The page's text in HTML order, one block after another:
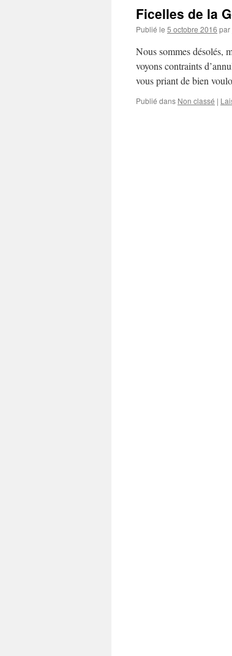
Ficelles de la
Publié le 5 octobre 2016 par
Nous sommes désolés,
voyons contraints
vous priant de bien
Publié dans Non classé |